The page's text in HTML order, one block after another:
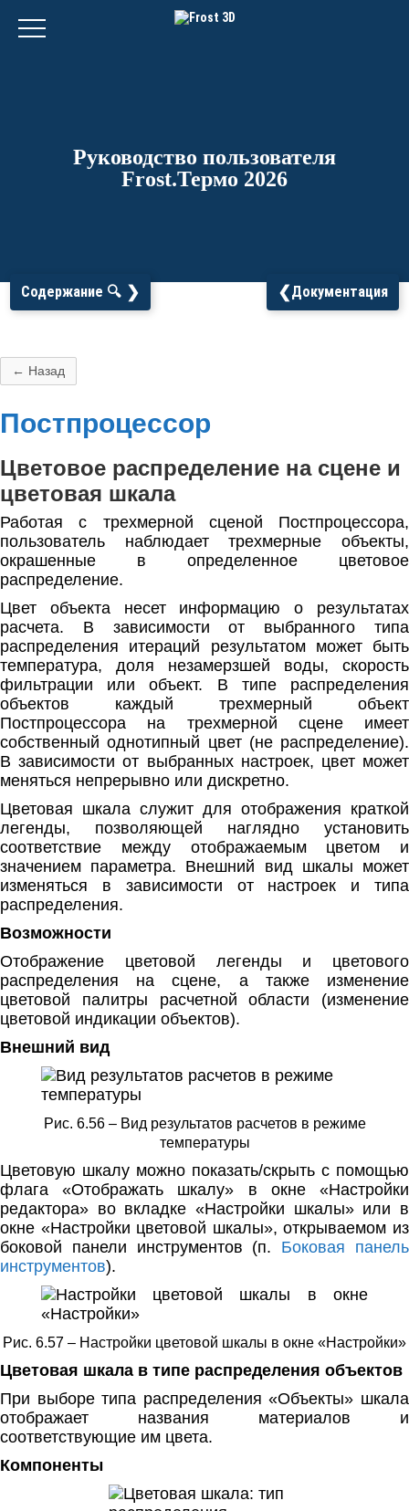
Руководство пользователя
Frost.Термо 2026
← Назад
Постпроцессор
Цветовое распределение на сцене и
цветовая шкала
Работая с трехмерной сценой Постпроцессора,
пользователь наблюдает трехмерные объекты,
окрашенные в определенное цветовое
распределение.
Цвет объекта несет информацию о результатах
расчета. В зависимости от выбранного типа
распределения итераций результатом может быть
температура, доля незамерзшей воды, скорость
фильтрации или объект. В типе распределения
объектов каждый трехмерный объект
Постпроцессора на трехмерной сцене имеет
собственный однотипный цвет (не распределение).
В зависимости от выбранных настроек, цвет может
меняться непрерывно или дискретно.
Цветовая шкала служит для отображения краткой
легенды, позволяющей наглядно установить
соответствие между отображаемым цветом и
значением параметра. Внешний вид шкалы может
изменяться в зависимости от настроек и типа
распределения.
Возможности
Отображение цветовой легенды и цветового
распределения на сцене, а также изменение
цветовой палитры расчетной области (изменение
цветовой индикации объектов).
Внешний вид
Рис. 6.56 – Вид результатов расчетов в режиме
температуры
Цветовую шкалу можно показать/скрыть с помощью
флага «Отображать шкалу» в окне «Настройки
редактора» во вкладке «Настройки шкалы» или в
окне «Настройки цветовой шкалы», открываемом из
боковой панели инструментов (п. Боковая панель
инструментов).
Рис. 6.57 – Настройки цветовой шкалы в окне «Настройки»
Цветовая шкала в типе распределения объектов
При выборе типа распределения «Объекты» шкала
отображает названия материалов и
соответствующие им цвета.
Компоненты
❮Документация
Содержание 🔍 ❯